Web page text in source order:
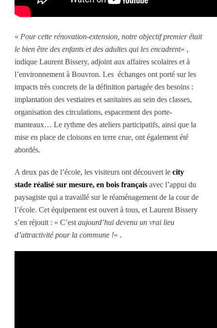
« Pour cette rénovation-extension, notre objectif premier était
le bien être des enfants et des adultes qui les encadrent« ,
indique Laurent Bissery, adjoint aux affaires scolaires et à
l’environnement à Bouvron. Les échanges ont porté sur les
impacts très concrets de la définition partagée des besoins :
implantation des vestiaires et sanitaires au sein des classes,
organisation des circulations, espacement des porte-
manteaux… Le rythme des ateliers participatifs, ainsi que la
mise en place de cloisons en terre crue, ont également été
abordés.
A deux pas de l’école, les visiteurs ont découvert le city
stade réalisé sur mesure, en bois français avec l’appui du
paysagiste qui a travaillé sur le réaménagement de la cour de
l’école. Cet équipement est ouvert à tous, et Laurent Bissery
s’en réjouit : « C’est aujourd’hui devenu un vrai lieu
d’attractivité pour la commune !« .